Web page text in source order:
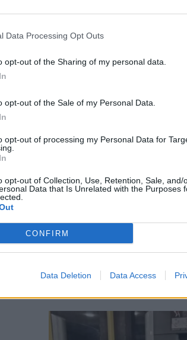
Data Processing Opt Outs
opt-out of the Sharing of my personal data.
opt-out of the Sale of my Personal Data.
opt-out of processing my Personal Data for
opt-out of Collection, Use, Retention, Sale, and/
Data that Is Unrelated with the Purposes
CONFIRM
Data Deletion Data Access
de
10
a